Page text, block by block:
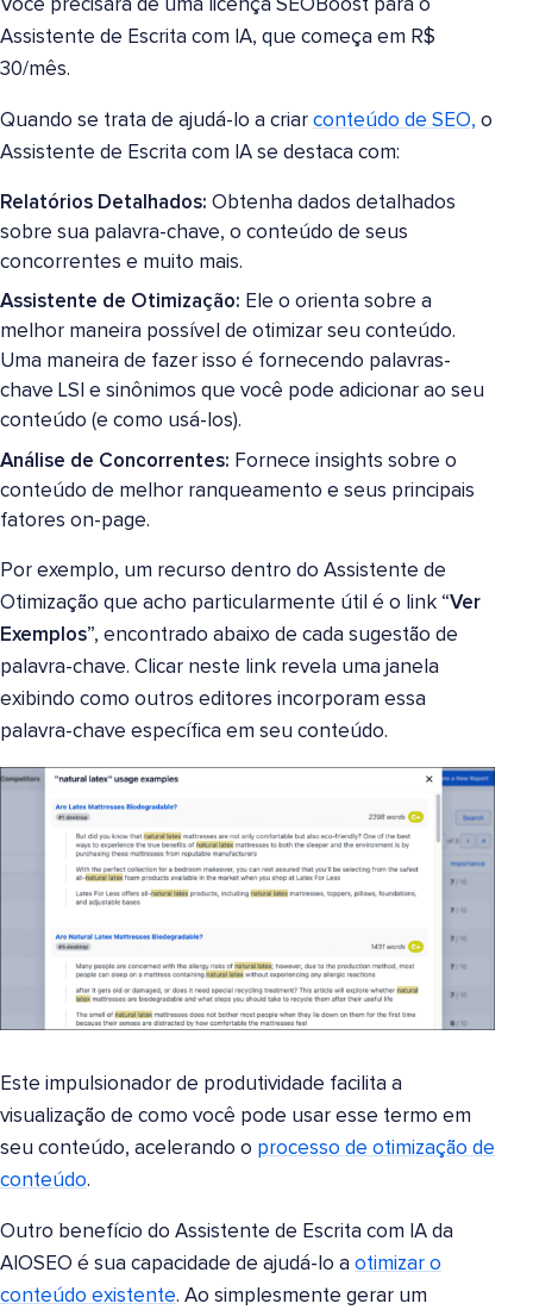
Você precisará de uma licença SEOBoost para o
Assistente de Escrita com IA, que começa em R$
30/mês.
Quando se trata de ajudá-lo a criar conteúdo de SEO, o
Assistente de Escrita com IA se destaca com:
Relatórios Detalhados: Obtenha dados detalhados
sobre sua palavra-chave, o conteúdo de seus
concorrentes e muito mais.
Assistente de Otimização: Ele o orienta sobre a
melhor maneira possível de otimizar seu conteúdo.
Uma maneira de fazer isso é fornecendo palavras-
chave LSI e sinônimos que você pode adicionar ao seu
conteúdo (e como usá-los).
Análise de Concorrentes: Fornece insights sobre o
conteúdo de melhor ranqueamento e seus principais
fatores on-page.
Por exemplo, um recurso dentro do Assistente de
Otimização que acho particularmente útil é o link “Ver
Exemplos”, encontrado abaixo de cada sugestão de
palavra-chave. Clicar neste link revela uma janela
exibindo como outros editores incorporam essa
palavra-chave específica em seu conteúdo.
Este impulsionador de produtividade facilita a
visualização de como você pode usar esse termo em
seu conteúdo, acelerando o processo de otimização de
conteúdo.
Outro benefício do Assistente de Escrita com IA da
AIOSEO é sua capacidade de ajudá-lo a otimizar o
conteúdo existente. Ao simplesmente gerar um